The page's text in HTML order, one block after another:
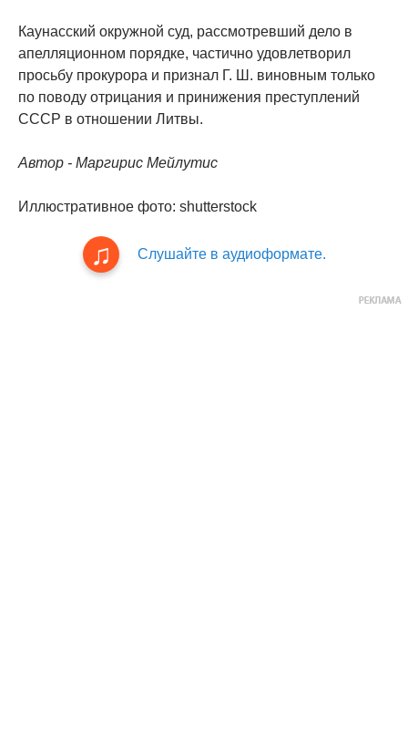
Каунасский окружной суд, рассмотревший дело в
апелляционном порядке, частично удовлетворил
просьбу прокурора и признал Г. Ш. виновным только
по поводу отрицания и принижения преступлений
СССР в отношении Литвы.
Автор - Маргирис Мейлутис
Иллюстративное фото: shutterstock
Слушайте в аудиоформате.